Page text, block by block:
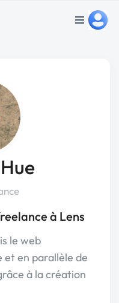
à Lens
le web
en parallèle de
à la création